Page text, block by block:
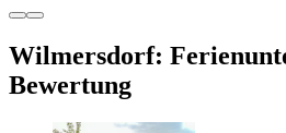
Wilmersdorf:
Bewertung